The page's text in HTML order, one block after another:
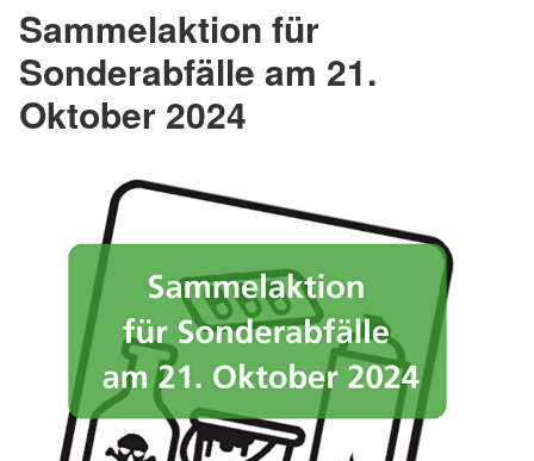
Sammelaktion für
Sonderabfälle am 21.
Oktober 2024